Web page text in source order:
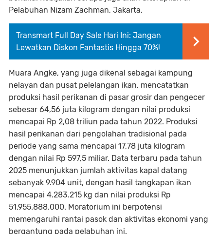
Pelabuhan Nizam Zachman, Jakarta.
Transmart Full Day Sale Hari Ini: Jangan
Lewatkan Diskon Fantastis Hingga 70%!
Muara Angke, yang juga dikenal sebagai kampung
nelayan dan pusat pelelangan ikan, mencatatkan
produksi hasil perikanan di pasar grosir dan pengecer
sebesar 64,56 juta kilogram dengan nilai produksi
mencapai Rp 2,08 triliun pada tahun 2022. Produksi
hasil perikanan dari pengolahan tradisional pada
periode yang sama mencapai 17,78 juta kilogram
dengan nilai Rp 597,5 miliar. Data terbaru pada tahun
2025 menunjukkan jumlah aktivitas kapal datang
sebanyak 9.904 unit, dengan hasil tangkapan ikan
mencapai 4.283.215 kg dan nilai produksi Rp
51.955.888.000. Moratorium ini berpotensi
memengaruhi rantai pasok dan aktivitas ekonomi yang
bergantung pada pelabuhan ini.